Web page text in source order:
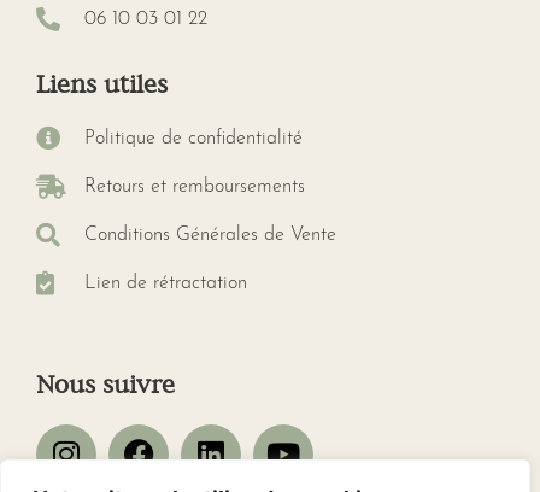
06 10 03 01 22
Liens utiles
Politique de confidentialité
Retours et remboursements
Conditions Générales de Vente
Lien de rétractation
Nous suivre